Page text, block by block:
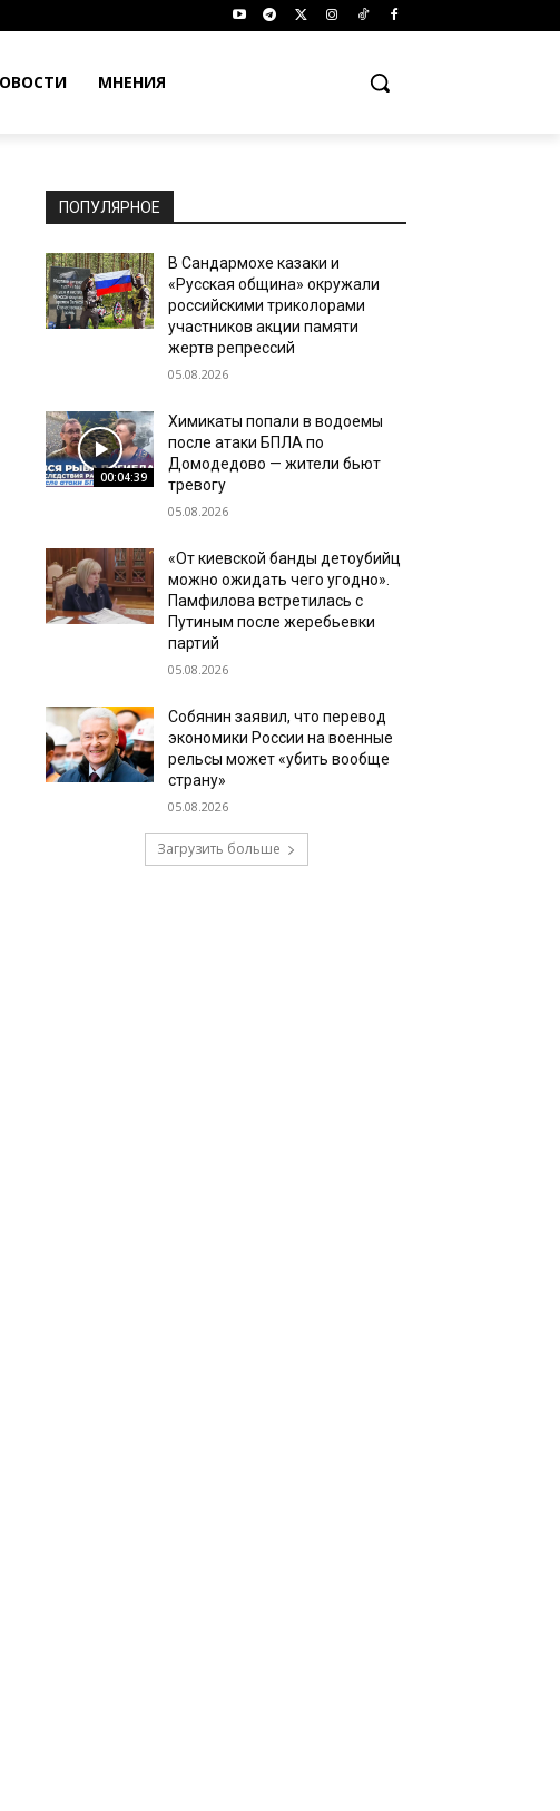
МНЕНИЯ
ПОПУЛЯРНОЕ
В Сандармохе казаки и
«Русская община» окружали
российскими триколорами
участников акции памяти
жертв репрессий
05.08.2026
00:04:39
Химикаты попали в водоемы
после атаки БПЛА по
Домодедово — жители бьют
тревогу
05.08.2026
«От киевской банды детоубийц
можно ожидать чего угодно».
Памфилова встретилась с
Путиным после жеребьевки
партий
05.08.2026
Собянин заявил, что перевод
экономики России на военные
рельсы может «убить вообще
страну»
05.08.2026
Загрузить больше